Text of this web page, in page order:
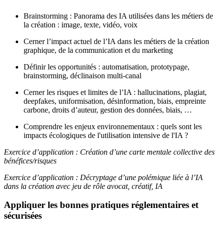
Brainstorming : Panorama des IA utilisées dans les métiers de
la création : image, texte, vidéo, voix
Cerner l’impact actuel de l’IA dans les métiers de la création
graphique, de la communication et du marketing
Définir les opportunités : automatisation, prototypage,
brainstorming, déclinaison multi-canal
Cerner les risques et limites de l’IA : hallucinations, plagiat,
deepfakes, uniformisation, désinformation, biais, empreinte
carbone, droits d’auteur, gestion des données, biais, …
Comprendre les enjeux environnementaux : quels sont les
impacts écologiques de l'utilisation intensive de l'IA ?
Exercice d’application : Création d’une carte mentale collective des
bénéfices/risques
Exercice d’application : Décryptage d’une polémique liée à l’IA
dans la création avec jeu de rôle avocat, créatif, IA
Appliquer les bonnes pratiques réglementaires et
sécurisées